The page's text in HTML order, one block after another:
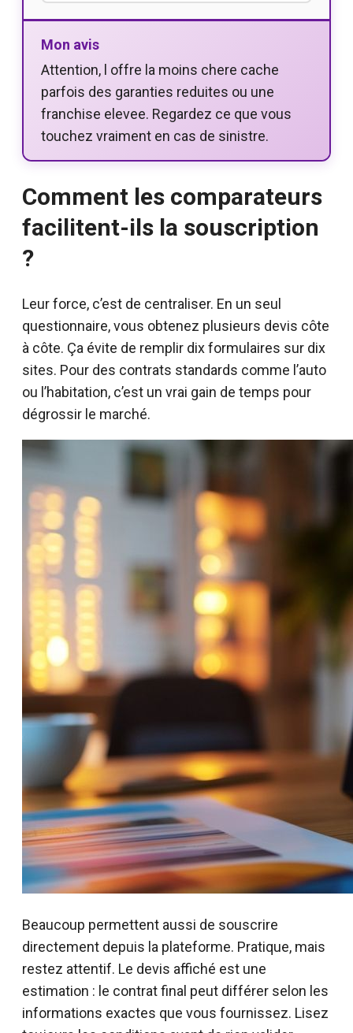
Mon avis
Attention, l offre la moins chere cache
parfois des garanties reduites ou une
franchise elevee. Regardez ce que vous
touchez vraiment en cas de sinistre.
Comment les comparateurs
facilitent-ils la souscription
?
Leur force, c’est de centraliser. En un seul
questionnaire, vous obtenez plusieurs devis côte
à côte. Ça évite de remplir dix formulaires sur dix
sites. Pour des contrats standards comme l’auto
ou l’habitation, c’est un vrai gain de temps pour
dégrossir le marché.
Beaucoup permettent aussi de souscrire
directement depuis la plateforme. Pratique, mais
restez attentif. Le devis affiché est une
estimation : le contrat final peut différer selon les
informations exactes que vous fournissez. Lisez